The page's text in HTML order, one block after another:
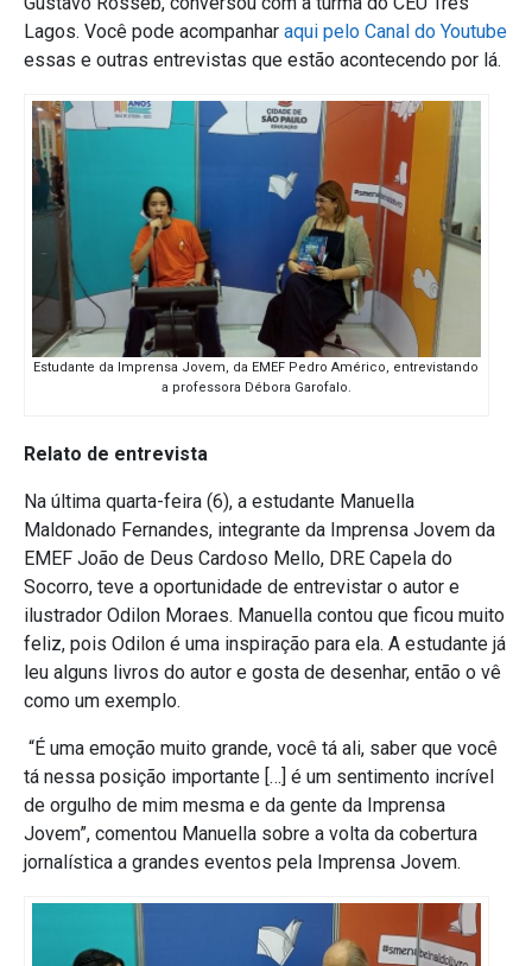
Lagos. Você pode acompanhar aqui pelo Canal do Youtube
essas e outras entrevistas que estão acontecendo por lá.
Estudante da Imprensa Jovem, da EMEF Pedro Américo, entrevistando
a professora Débora Garofalo.
Relato de entrevista
Na última quarta-feira (6), a estudante Manuella
Maldonado Fernandes, integrante da Imprensa Jovem da
EMEF João de Deus Cardoso Mello, DRE Capela do
Socorro, teve a oportunidade de entrevistar o autor e
ilustrador Odilon Moraes. Manuella contou que ficou muito
feliz, pois Odilon é uma inspiração para ela. A estudante já
leu alguns livros do autor e gosta de desenhar, então o vê
como um exemplo.
“É uma emoção muito grande, você tá ali, saber que você
tá nessa posição importante […] é um sentimento incrível
de orgulho de mim mesma e da gente da Imprensa
Jovem”, comentou Manuella sobre a volta da cobertura
jornalística a grandes eventos pela Imprensa Jovem.